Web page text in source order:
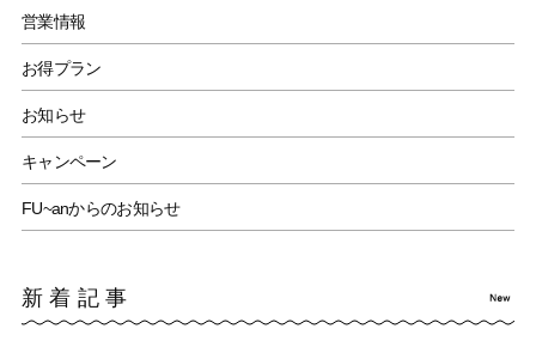
営業情報
お得プラン
お知らせ
キャンペーン
FU~anからのお知らせ
新着記事